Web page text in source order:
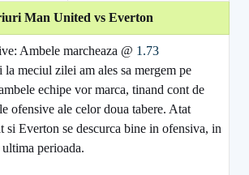
Man United vs Everton
Ambele marcheaza @ 1.73
la meciul zilei am ales sa mergem pe
echipe vor marca, tinand cont de
ofensive ale celor doua tabere. Atat
si Everton se descurca bine in ofensiva, in
perioada.